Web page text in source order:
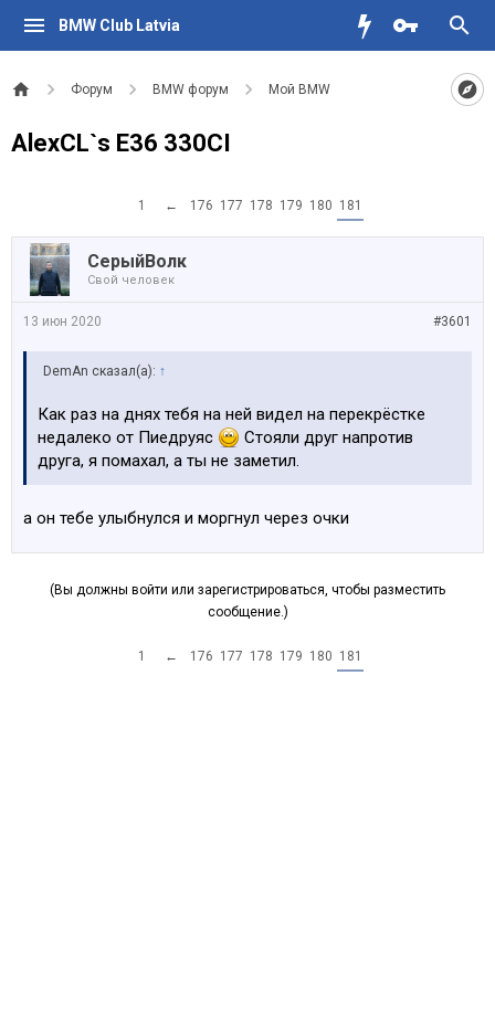
BMW Club Latvia
Форум BMW форум Мой BMW
AlexCL`s E36 330CI
1 ← 176 177 178 179 180 181
СерыйВолк
Свой человек
#3601
13 июн 2020
DemAn сказал(а): ↑
Как раз на днях тебя на ней видел на перекрёстке
недалеко от Пиедруяс
Стояли друг напротив
друга, я помахал, а ты не заметил.
а он тебе улыбнулся и моргнул через очки
(Вы должны войти или зарегистрироваться, чтобы разместить
сообщение.)
1 ← 176 177 178 179 180 181